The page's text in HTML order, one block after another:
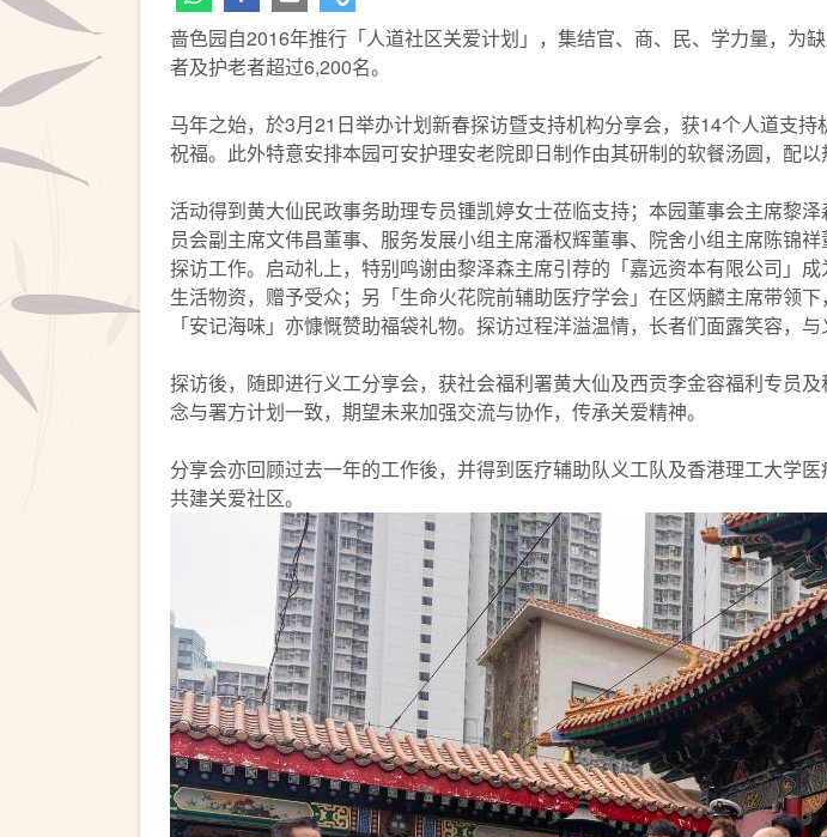
啬色园自2016年推行「人道社区关爱计划」，集结官、商、民、学力量，为
者及护老者超过6,200名。
马年之始，於3月21日举办计划新春探访暨支持机构分享会，获14个人道支
祝福。此外特意安排本园可安护理安老院即日制作由其研制的软餐汤圆，配
活动得到黄大仙民政事务助理专员锺凯婷女士莅临支持；本园董事会主席黎
员会副主席文伟昌董事、服务发展小组主席潘权辉董事、院舍小组主席陈锦
探访工作。启动礼上，特别鸣谢由黎泽森主席引荐的「嘉远资本有限公司」
生活物资，赠予受众；另「生命火花院前辅助医疗学会」在区炳麟主席带领
「安记海味」亦慷慨赞助福袋礼物。探访过程洋溢温情，长者们面露笑容，
探访後，随即进行义工分享会，获社会福利署黄大仙及西贡李金容福利专员
念与署方计划一致，期望未来加强交流与协作，传承关爱精神。
分享会亦回顾过去一年的工作後，并得到医疗辅助队义工队及香港理工大学
共建关爱社区。